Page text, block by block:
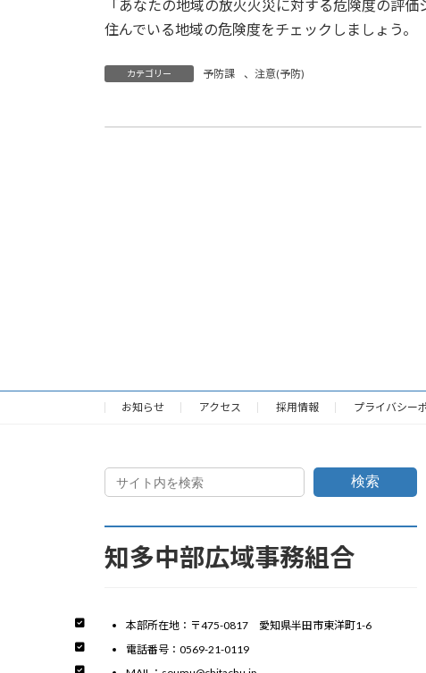
「あなたの地域の放火火災に対する危険度の評
住んでいる地域の危険度をチェックしましょう。
カテゴリー 予防課 、 注意(予防)
お知らせ アクセス 採用情報 プライバシー
検索
知多中部広域事務組合
本部所在地：〒475-0817 愛知県半田市東洋町1-6
電話番号：0569-21-0119